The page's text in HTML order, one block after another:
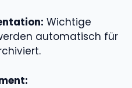
Wichtige
automatisch für